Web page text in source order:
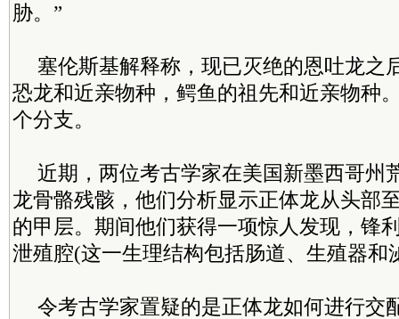
胁。”
塞伦斯基解释称，现已灭绝的恩吐龙之
恐龙和近亲物种，鳄鱼的祖先和近亲物种
个分支。
近期，两位考古学家在美国新墨西哥州
龙骨骼残骸，他们分析显示正体龙从头部
的甲层。期间他们获得一项惊人发现，锋
泄殖腔(这一生理结构包括肠道、生殖器和
令考古学家置疑的是正体龙如何进行交